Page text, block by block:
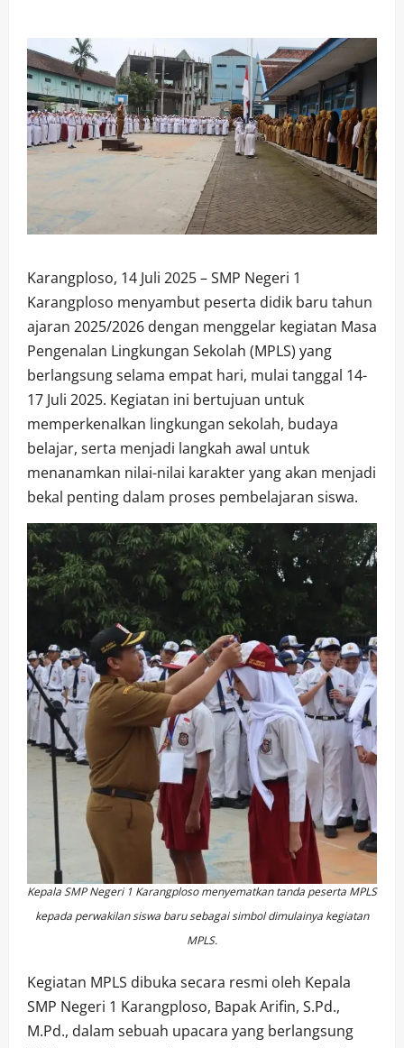
Karangploso, 14 Juli 2025 – SMP Negeri 1
Karangploso menyambut peserta didik baru tahun
ajaran 2025/2026 dengan menggelar kegiatan Masa
Pengenalan Lingkungan Sekolah (MPLS) yang
berlangsung selama empat hari, mulai tanggal 14-
17 Juli 2025. Kegiatan ini bertujuan untuk
memperkenalkan lingkungan sekolah, budaya
belajar, serta menjadi langkah awal untuk
menanamkan nilai-nilai karakter yang akan menjadi
bekal penting dalam proses pembelajaran siswa.
Kepala SMP Negeri 1 Karangploso menyematkan tanda peserta MPLS
kepada perwakilan siswa baru sebagai simbol dimulainya kegiatan
MPLS.
Kegiatan MPLS dibuka secara resmi oleh Kepala
SMP Negeri 1 Karangploso, Bapak Arifin, S.Pd.,
M.Pd., dalam sebuah upacara yang berlangsung